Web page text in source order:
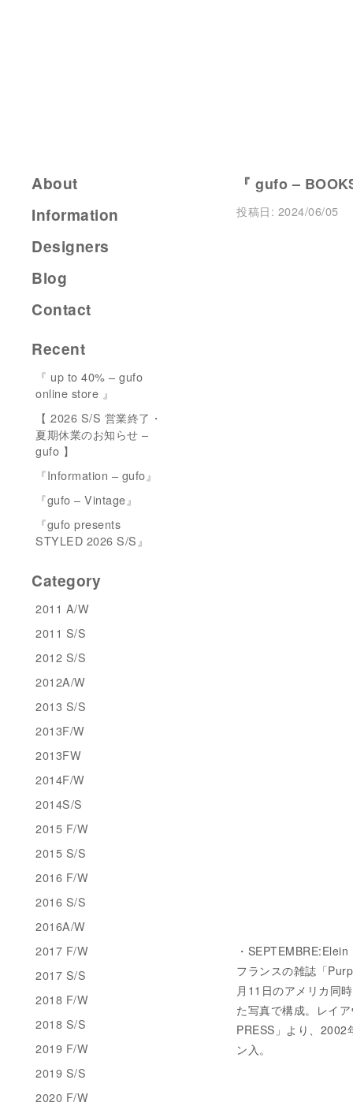
『 gufo –
投稿日: 2024/06/05
・
フランスの雑誌「
月11日のアメリカ同
た写真で構成。レイ
PRESS」より、2002
ン入。
About
Information
Designers
Blog
Contact
Recent
『 up to 40% – gufo
online store 』
【 2026 S/S 営業終了・
夏期休業のお知らせ –
gufo 】
『Information – gufo』
『gufo – Vintage』
『gufo presents
STYLED 2026 S/S』
Category
2011 A/W
2011 S/S
2012 S/S
2012A/W
2013 S/S
2013F/W
2013FW
2014F/W
2014S/S
2015 F/W
2015 S/S
2016 F/W
2016 S/S
2016A/W
2017 F/W
2017 S/S
2018 F/W
2018 S/S
2019 F/W
2019 S/S
2020 F/W